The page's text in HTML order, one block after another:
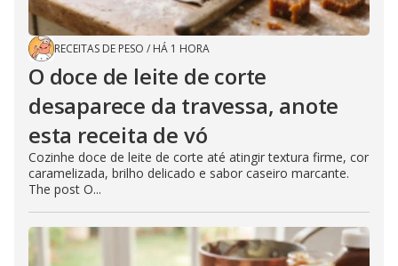
RECEITAS DE PESO / HÁ 1 HORA
O doce de leite de corte
desaparece da travessa, anote
esta receita de vó
Cozinhe doce de leite de corte até atingir textura firme, cor
caramelizada, brilho delicado e sabor caseiro marcante.
The post O...